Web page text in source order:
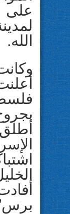
على
الله.